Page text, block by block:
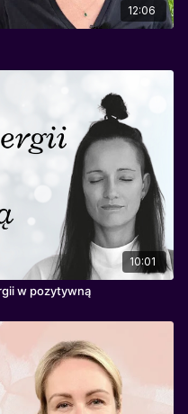
12:06
10:01
w pozytywną